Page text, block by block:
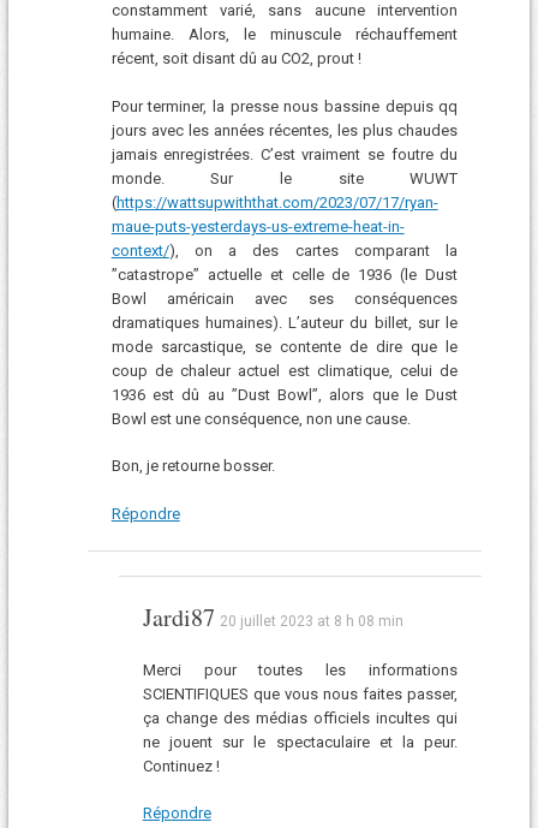
constamment varié, sans aucune intervention
humaine. Alors, le minuscule réchauffement
récent, soit disant dû au CO2, prout !
Pour terminer, la presse nous bassine depuis qq
jours avec les années récentes, les plus chaudes
jamais enregistrées. C’est vraiment se foutre du
monde. Sur le site WUWT
(https://wattsupwiththat.com/2023/07/17/ryan-
maue-puts-yesterdays-us-extreme-heat-in-
context/), on a des cartes comparant la
”catastrope” actuelle et celle de 1936 (le Dust
Bowl américain avec ses conséquences
dramatiques humaines). L’auteur du billet, sur le
mode sarcastique, se contente de dire que le
coup de chaleur actuel est climatique, celui de
1936 est dû au ”Dust Bowl”, alors que le Dust
Bowl est une conséquence, non une cause.
Bon, je retourne bosser.
Répondre
Jardi87 20 juillet 2023 at 8 h 08 min
Merci pour toutes les informations
SCIENTIFIQUES que vous nous faites passer,
ça change des médias officiels incultes qui
ne jouent sur le spectaculaire et la peur.
Continuez !
Répondre